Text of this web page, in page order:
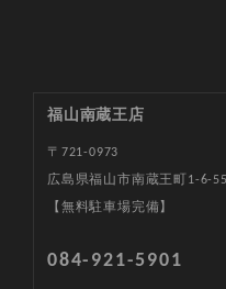
福山南蔵王店
〒721-0973
広島県福山市南蔵王町1-6-55
【無料駐車場完備】
084-921-5901